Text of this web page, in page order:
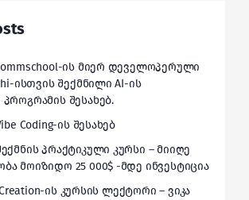
ის მიერ დეველოპერული
ისთვის შექმნილი AI-ის
შესახებ.
Coding-ის შესახებ
პრაქტიკული კურსი – მიიღე
მოიზიდო 25 000$ -მდე ინვესტიცია
ის კურსის ლექტორი – ვიკა